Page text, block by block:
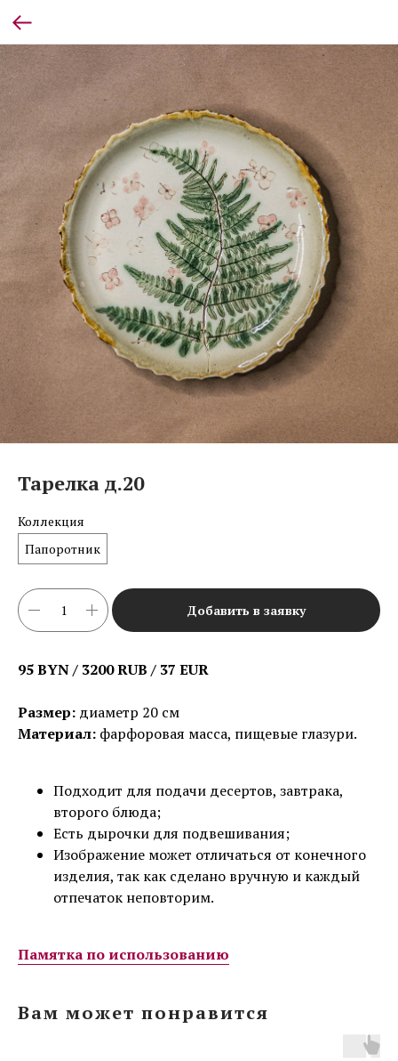
Тарелка д.20
Коллекция
Папоротник
Добавить в заявку
95 BYN / 3200 RUB / 37 EUR
Размер: диаметр 20 см
Материал: фарфоровая масса, пищевые глазури.
Подходит для подачи десертов, завтрака,
второго блюда;
Есть дырочки для подвешивания;
Изображение может отличаться от конечного
изделия, так как сделано вручную и каждый
отпечаток неповторим.
Памятка по использованию
Вам может понравится